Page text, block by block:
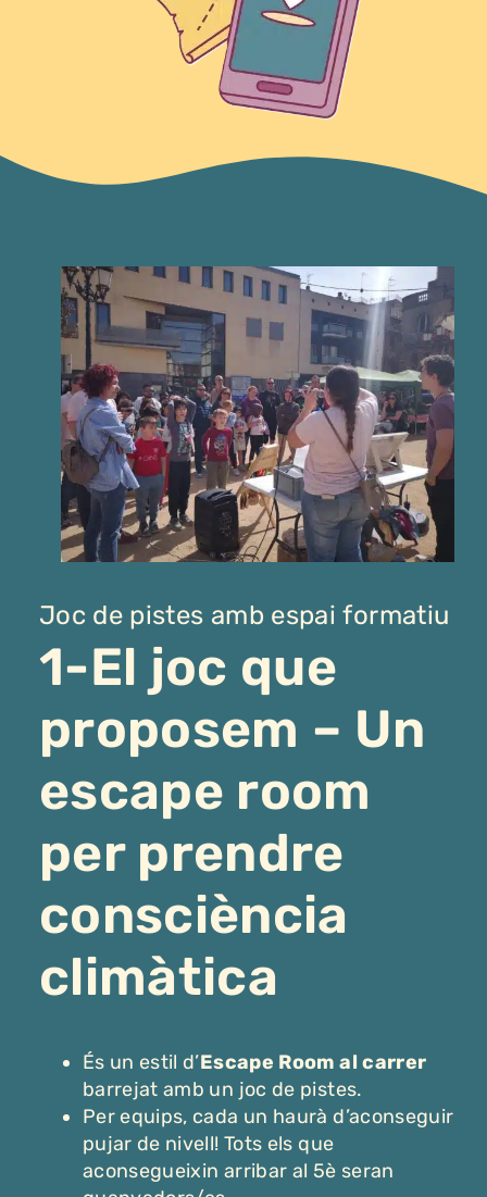
Joc de pistes amb espai formatiu
1-El joc que
proposem – Un
escape room
per prendre
consciència
climàtica
És un estil d’Escape Room al carrer
barrejat amb un joc de pistes.
Per equips, cada un haurà d’aconseguir
pujar de nivell! Tots els que
aconsegueixin arribar al 5è seran